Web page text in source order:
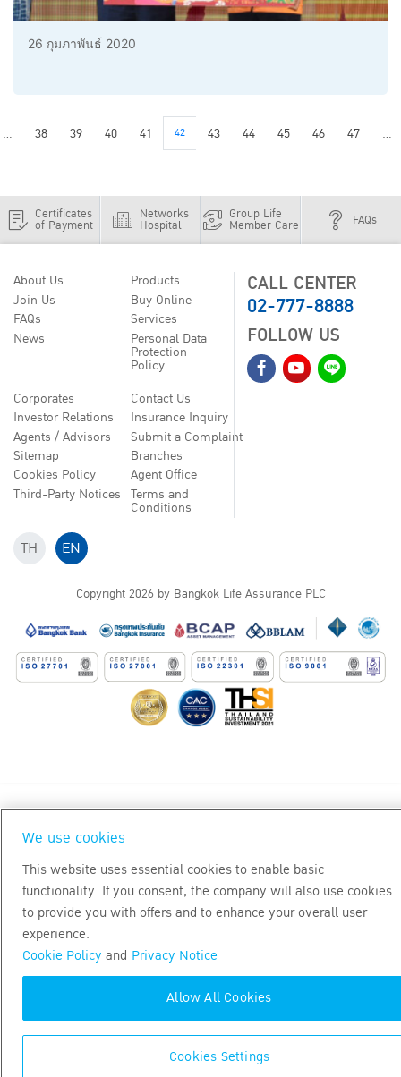
26 กุมภาพันธ์ 2020
... 38 39 40 41 42 43 44 45 46 47 ...
Certificates
of Payment
Networks
Hospital
Group Life
Member Care FAQs
About Us
Join Us
FAQs
News
Products
Buy Online
Services
Personal Data
Protection
Policy
Corporates
Investor Relations
Agents / Advisors
Sitemap
Cookies Policy
Third-Party Notices
Contact Us
Insurance Inquiry
Submit a Complaint
Branches
Agent Office
Terms and
Conditions
CALL CENTER
02-777-8888
FOLLOW US
TH EN
Copyright 2026 by Bangkok Life Assurance PLC
We use cookies
This website uses essential cookies to enable basic
functionality. If you consent, the company will also use cookies
to provide you with offers and to enhance your overall user
experience.
Cookie Policy and Privacy Notice
Cookies Settings
Allow All Cookies